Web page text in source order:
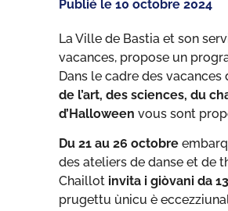
Publié le 10 octobre 2024
La Ville de Bastia et son
vacances, propose un
Dans le cadre des
de l’art, des sciences, du
d’Halloween vous sont
Du 21 au 26 octobre
des ateliers de danse et de
Chaillot invita i giòvani da
prugettu ùnicu è